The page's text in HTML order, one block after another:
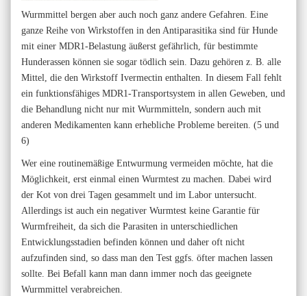
Wurmmittel bergen aber auch noch ganz andere Gefahren. Eine
ganze Reihe von Wirkstoffen in den Antiparasitika sind für Hunde
mit einer MDR1-Belastung äußerst gefährlich, für bestimmte
Hunderassen können sie sogar tödlich sein. Dazu gehören z. B. alle
Mittel, die den Wirkstoff Ivermectin enthalten. In diesem Fall fehlt
ein funktionsfähiges MDR1-Transportsystem in allen Geweben, und
die Behandlung nicht nur mit Wurmmitteln, sondern auch mit
anderen Medikamenten kann erhebliche Probleme bereiten. (5 und
6)
Wer eine routinemäßige Entwurmung vermeiden möchte, hat die
Möglichkeit, erst einmal einen Wurmtest zu machen. Dabei wird
der Kot von drei Tagen gesammelt und im Labor untersucht.
Allerdings ist auch ein negativer Wurmtest keine Garantie für
Wurmfreiheit, da sich die Parasiten in unterschiedlichen
Entwicklungsstadien befinden können und daher oft nicht
aufzufinden sind, so dass man den Test ggfs. öfter machen lassen
sollte. Bei Befall kann man dann immer noch das geeignete
Wurmmittel verabreichen.